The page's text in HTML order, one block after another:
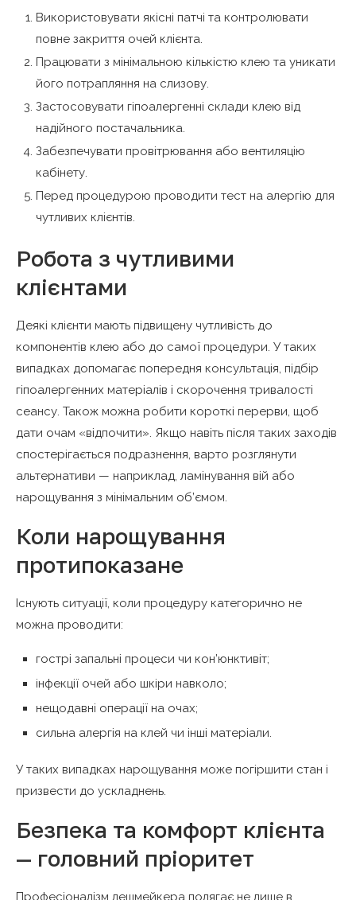
Використовувати якісні патчі та контролювати
повне закриття очей клієнта.
Працювати з мінімальною кількістю клею та уникати
його потрапляння на слизову.
Застосовувати гіпоалергенні склади клею від
надійного постачальника.
Забезпечувати провітрювання або вентиляцію
кабінету.
Перед процедурою проводити тест на алергію для
чутливих клієнтів.
Робота з чутливими
клієнтами
Деякі клієнти мають підвищену чутливість до
компонентів клею або до самої процедури. У таких
випадках допомагає попередня консультація, підбір
гіпоалергенних матеріалів і скорочення тривалості
сеансу. Також можна робити короткі перерви, щоб
дати очам «відпочити». Якщо навіть після таких заходів
спостерігається подразнення, варто розглянути
альтернативи — наприклад, ламінування вій або
нарощування з мінімальним об’ємом.
Коли нарощування
протипоказане
Існують ситуації, коли процедуру категорично не
можна проводити:
гострі запальні процеси чи кон’юнктивіт;
інфекції очей або шкіри навколо;
нещодавні операції на очах;
сильна алергія на клей чи інші матеріали.
У таких випадках нарощування може погіршити стан і
призвести до ускладнень.
Безпека та комфорт клієнта
— головний пріоритет
Професіоналізм лешмейкера полягає не лише в